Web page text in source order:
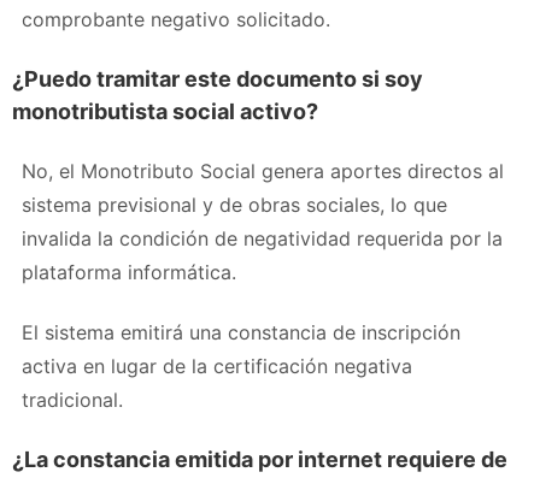
comprobante negativo solicitado.
¿Puedo tramitar este documento si soy
monotributista social activo?
No, el Monotributo Social genera aportes directos al
sistema previsional y de obras sociales, lo que
invalida la condición de negatividad requerida por la
plataforma informática.
El sistema emitirá una constancia de inscripción
activa en lugar de la certificación negativa
tradicional.
¿La constancia emitida por internet requiere de